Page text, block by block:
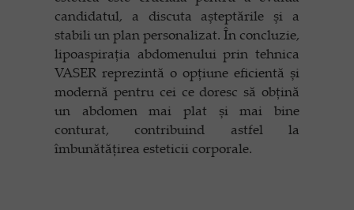
candidatul, a discuta așteptările și a
stabili un plan personalizat. În concluzie,
lipoaspirația abdomenului prin tehnica
VASER reprezintă o opțiune eficientă și
modernă pentru cei ce doresc să obțină
un abdomen mai plat și mai bine
conturat, contribuind astfel la
îmbunătățirea esteticii corporale.